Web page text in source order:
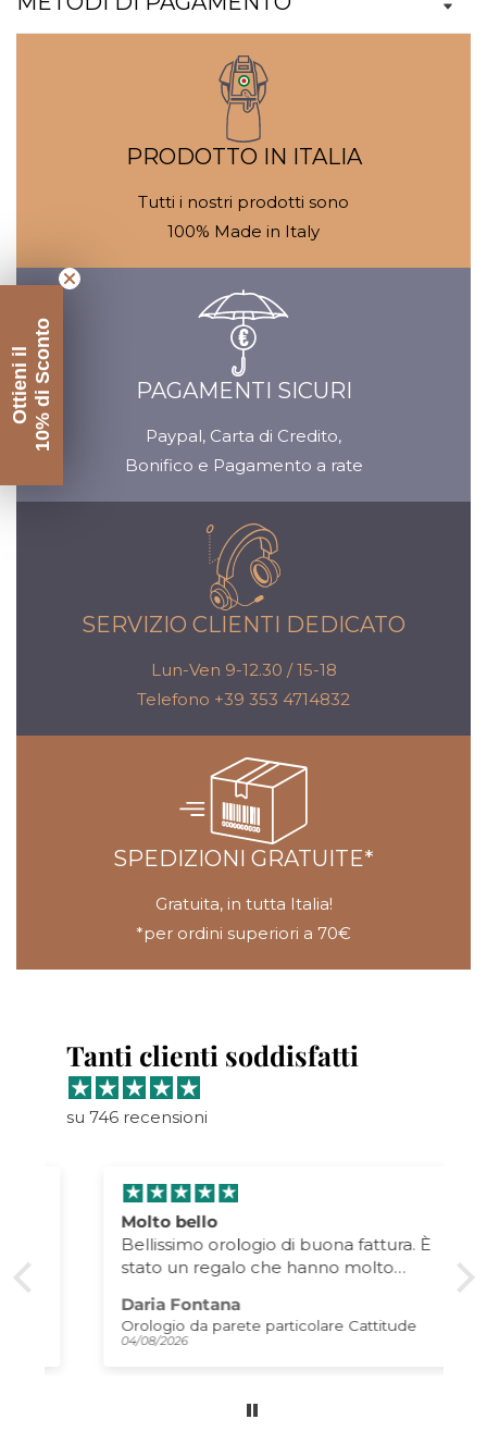
Galleria
contenuti
PRODOTTO IN ITALIA
Tutti i nostri prodotti sono
100% Made in Italy
PAGAMENTI SICURI
Paypal, Carta di Credito,
Bonifico e Pagamento a rate
SERVIZIO CLIENTI DEDICATO
Lun-Ven 9-12.30 / 15-18
Telefono +39 353 4714832
SPEDIZIONI GRATUITE*
Gratuita, in tutta Italia!
*per ordini superiori a 70€
Tanti clienti soddisfatti
su 746 recensioni
Molto bello
Bellissimo orologio di buona fattura. È
stato un regalo che hanno molto
Daria Fontana
Orologio da parete particolare Cattitude
04/08/2026
Ottieni il10% di Sconto